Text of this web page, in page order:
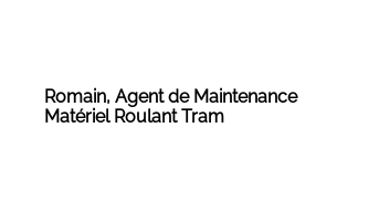
Romain, Agent de Maintenance
Matériel Roulant Tram